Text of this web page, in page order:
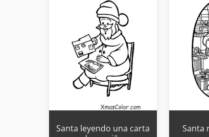
Santa leyendo una carta
Santa